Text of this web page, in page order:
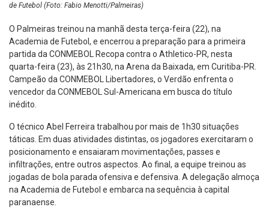
de Futebol (Foto: Fabio Menotti/Palmeiras)
O Palmeiras treinou na manhã desta terça-feira (22), na
Academia de Futebol, e encerrou a preparação para a primeira
partida da CONMEBOL Recopa contra o Athletico-PR, nesta
quarta-feira (23), às 21h30, na Arena da Baixada, em Curitiba-PR.
Campeão da CONMEBOL Libertadores, o Verdão enfrenta o
vencedor da CONMEBOL Sul-Americana em busca do título
inédito.
O técnico Abel Ferreira trabalhou por mais de 1h30 situações
táticas. Em duas atividades distintas, os jogadores exercitaram o
posicionamento e ensaiaram movimentações, passes e
infiltrações, entre outros aspectos. Ao final, a equipe treinou as
jogadas de bola parada ofensiva e defensiva. A delegação almoça
na Academia de Futebol e embarca na sequência à capital
paranaense.